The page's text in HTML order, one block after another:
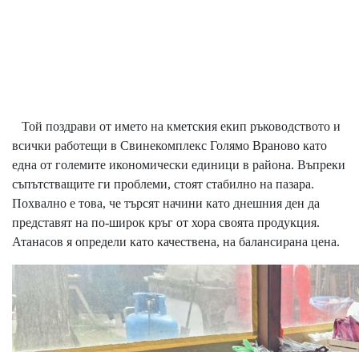
Той поздрави от името на кметския екип ръководството и
всички работещи в Свинекомплекс Голямо Враново като
една от големите икономически единици в района. Въпреки
съпътстващите ги проблеми, стоят стабилно на пазара.
Похвално е това, че търсят начини като днешния ден да
представят на по-широк кръг от хора своята продукция.
Атанасов я определи като качествена, на балансирана цена.